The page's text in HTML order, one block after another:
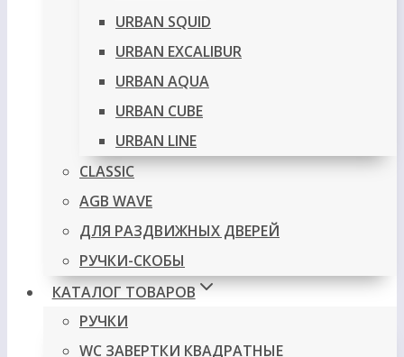
URBAN SQUID
URBAN EXCALIBUR
URBAN AQUA
URBAN CUBE
URBAN LINE
CLASSIC
AGB WAVE
ДЛЯ РАЗДВИЖНЫХ ДВЕРЕЙ
РУЧКИ-СКОБЫ
КАТАЛОГ ТОВАРОВ
РУЧКИ
WC ЗАВЕРТКИ КВАДРАТНЫЕ